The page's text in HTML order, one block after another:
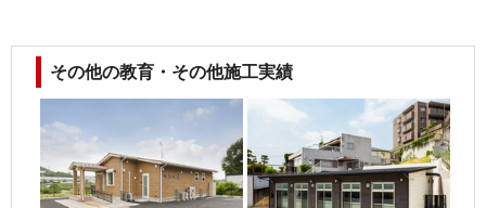
その他の教育・その他施工実績